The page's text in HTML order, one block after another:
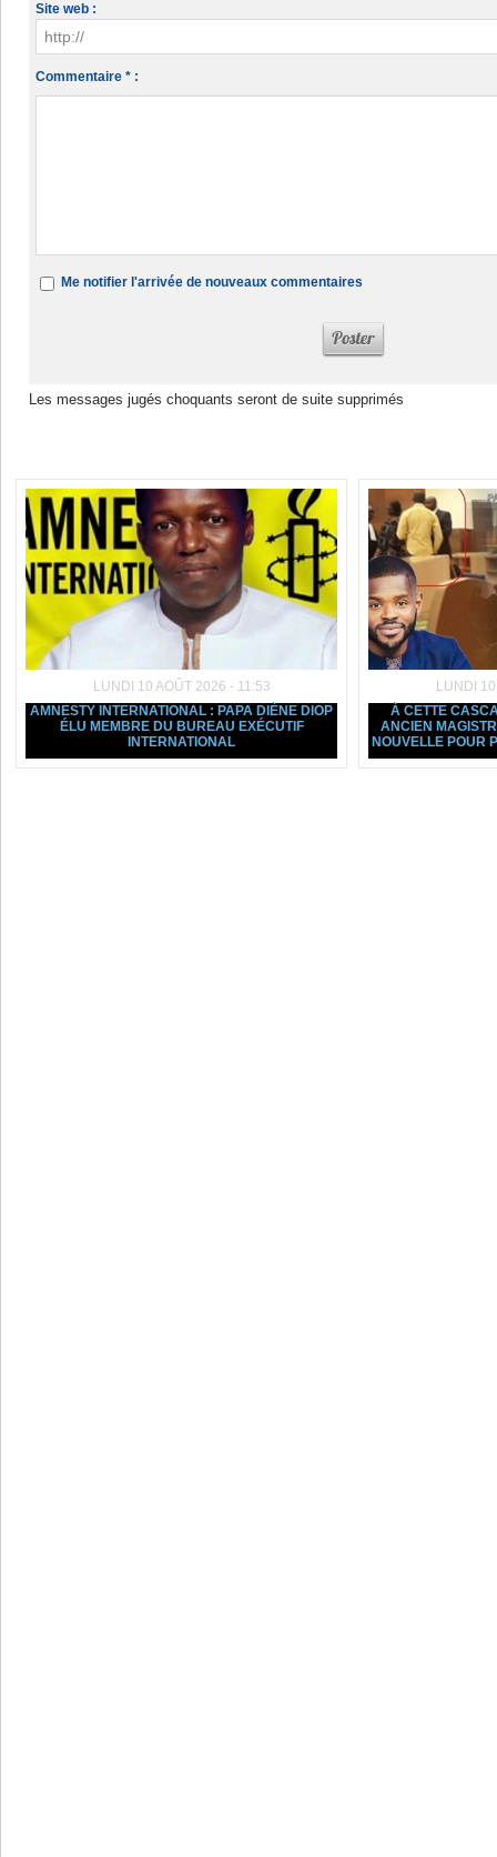
Site web :
Commentaire * :
Me notifier l'arrivée de nouveaux commentaires
Les messages jugés choquants seront de suite supprimés
LUNDI 10 AOÛT 2026 - 11:53
AMNESTY INTERNATIONAL : PAPA DIÈNE DIOP
ÉLU MEMBRE DU BUREAU EXÉCUTIF
INTERNATIONAL
LUNDI
À CETTE
ANCIEN
NOUVELLE POUR